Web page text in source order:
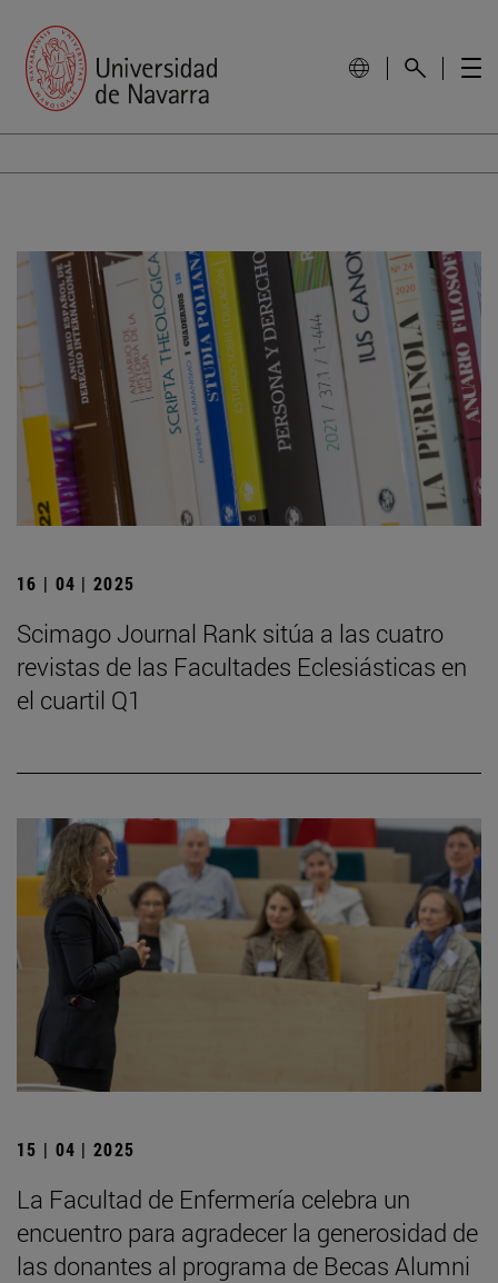
16 | 04 | 2025
Scimago Journal Rank sitúa a las cuatro
revistas de las Facultades Eclesiásticas en
el cuartil Q1
15 | 04 | 2025
La Facultad de Enfermería celebra un
encuentro para agradecer la generosidad de
las donantes al programa de Becas Alumni